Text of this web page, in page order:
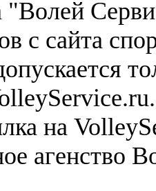
"Волей
с сайта
на
агенство